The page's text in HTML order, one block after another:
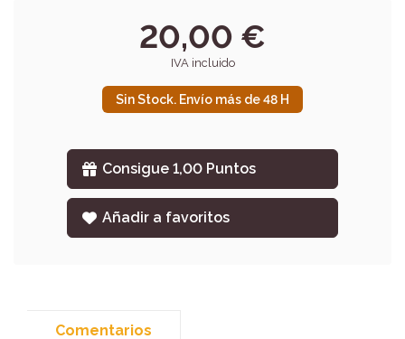
20,00 €
IVA incluido
Sin Stock. Envío más de 48 H
Consigue 1,00 Puntos
Añadir a favoritos
Comentarios